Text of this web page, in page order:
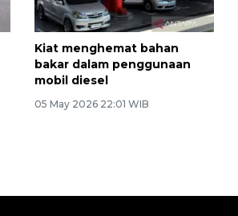
Kiat menghemat bahan
bakar dalam penggunaan
mobil diesel
05 May 2026 22:01 WIB